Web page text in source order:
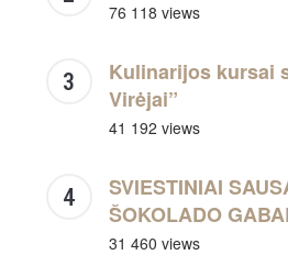
76 118 views
Kulinarijos kursai
Virėjai”
41 192 views
SVIESTINIAI
ŠOKOLADO
31 460 views